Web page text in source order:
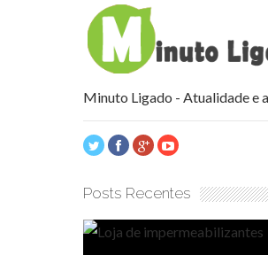
Minuto Ligado - Atualidade e
Posts Recentes